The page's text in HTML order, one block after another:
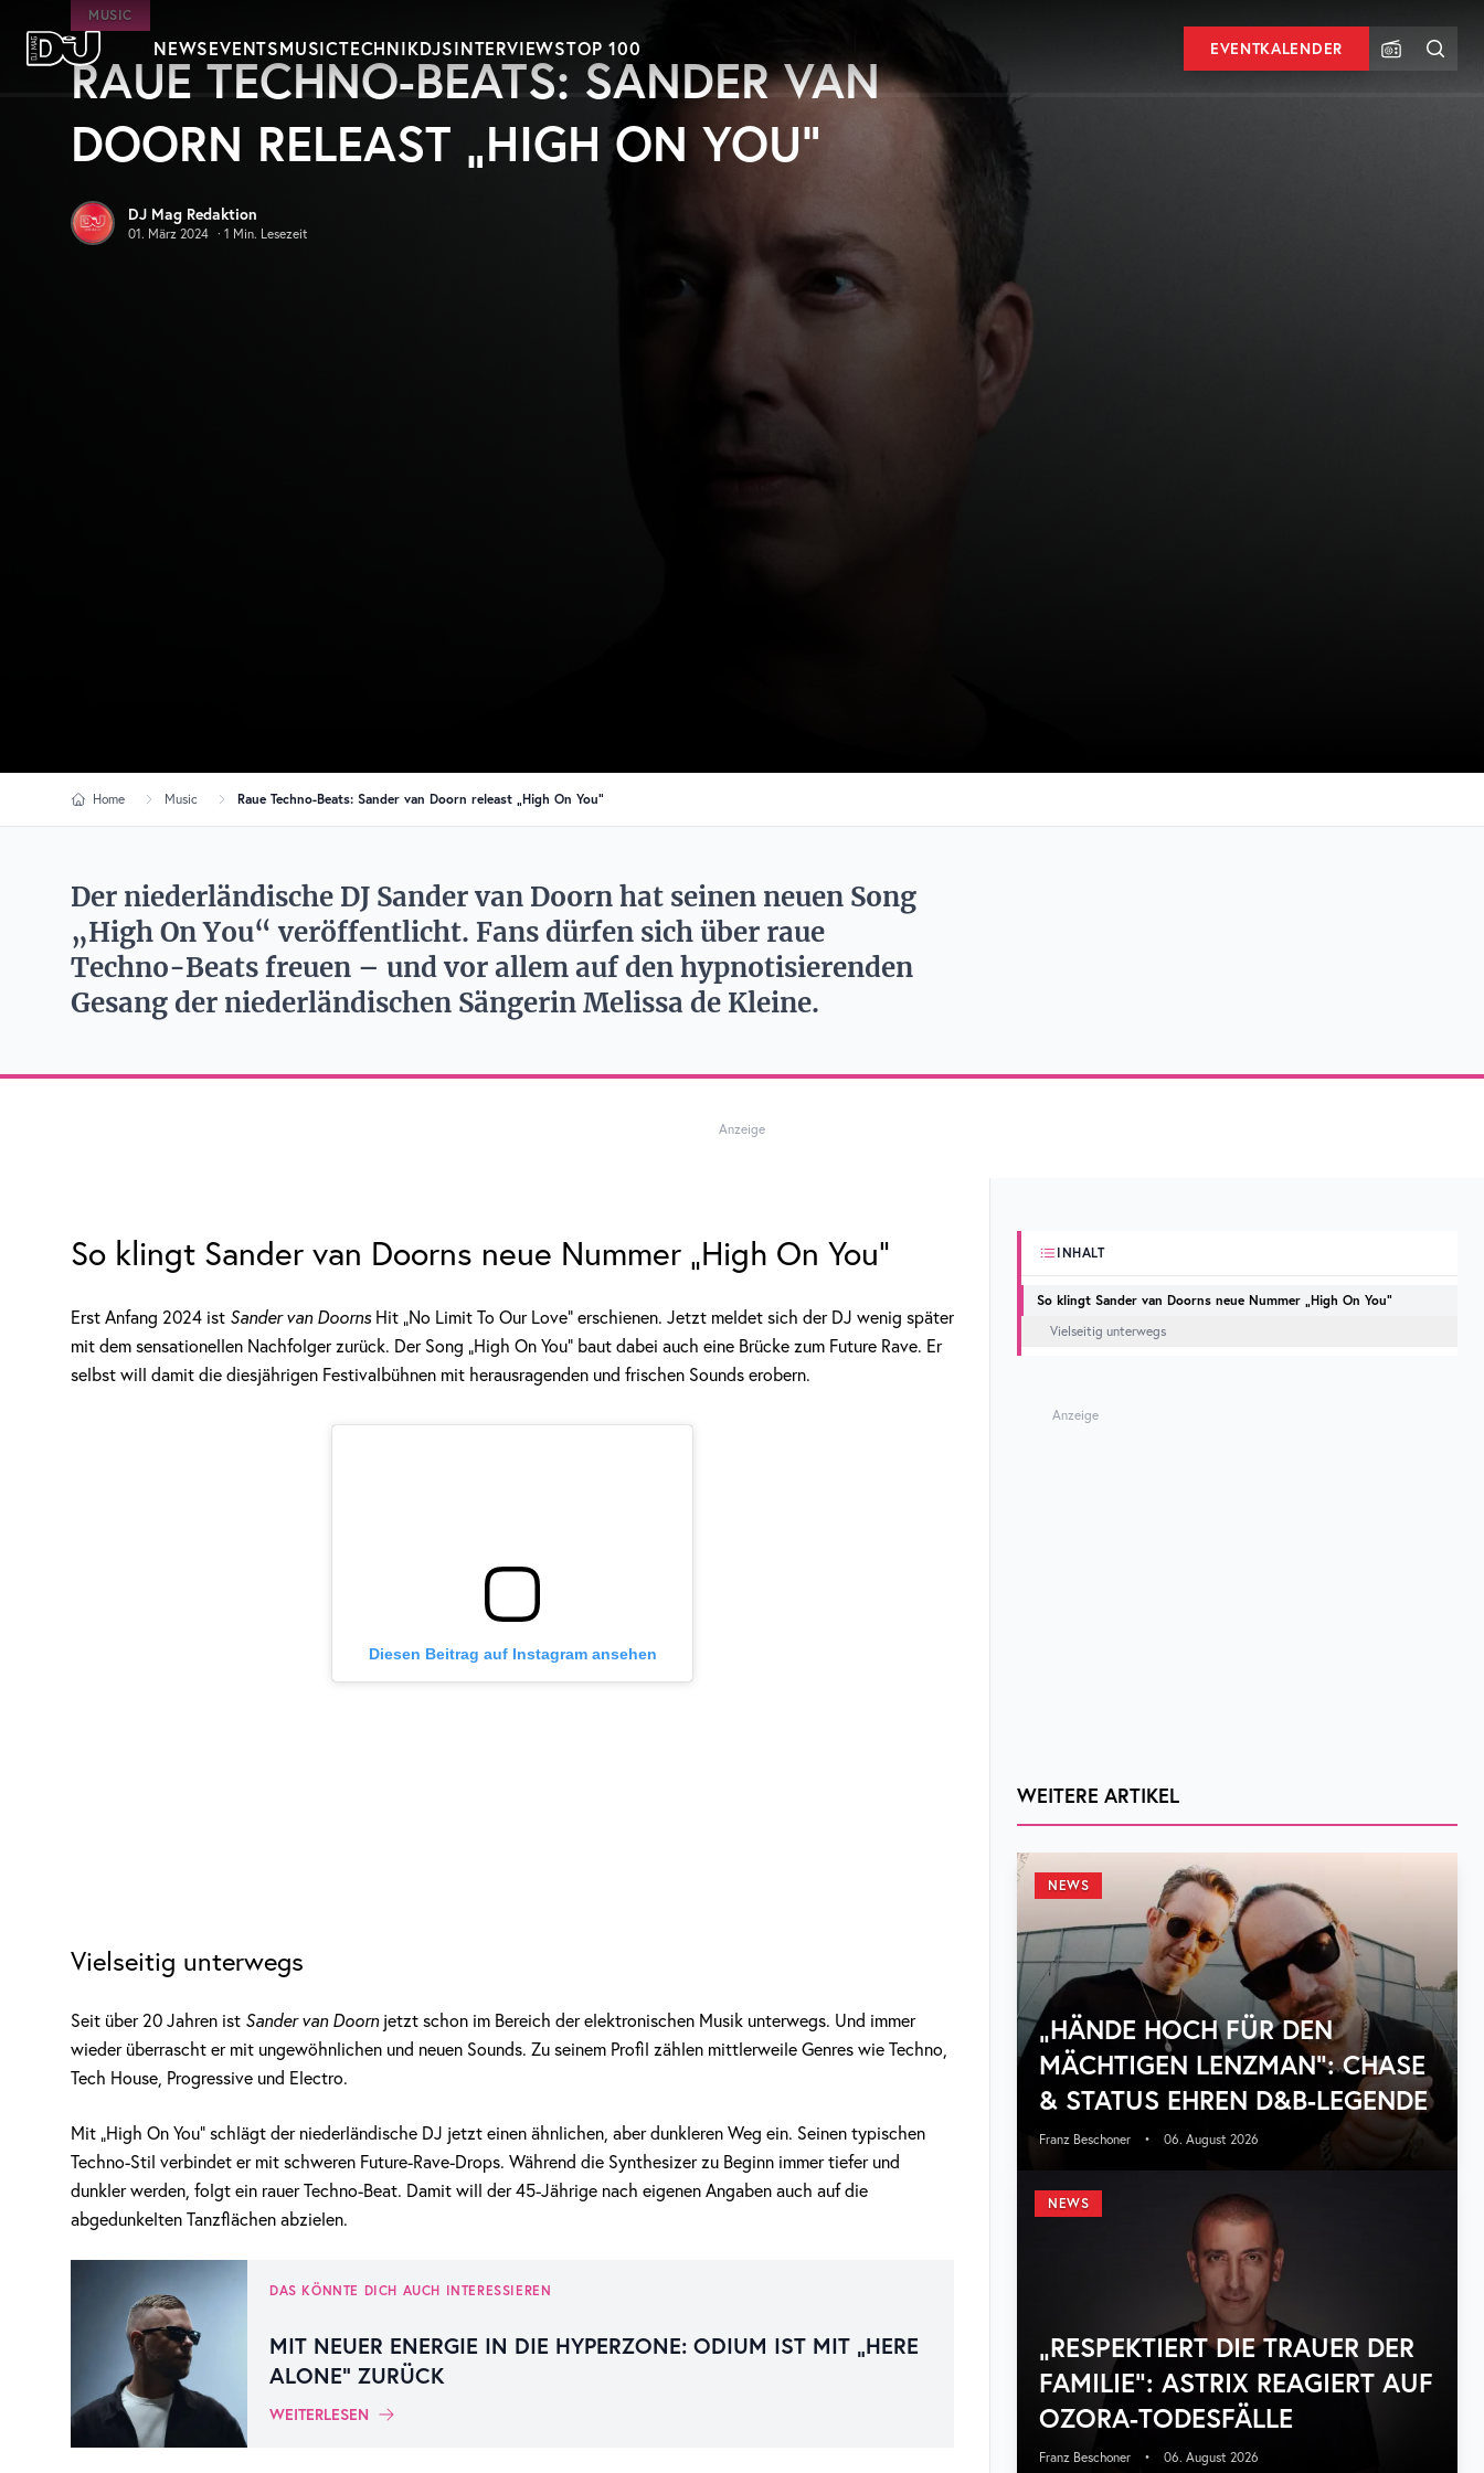
Zum Hauptinhalt springen
DJ Mag Germany
NEWSEVENTSMUSICTECHNIKDJSINTERVIEWSTOP 100 EVENTKALENDER
MUSIC
RAUE TECHNO-BEATS: SANDER VAN
DOORN RELEAST „HIGH ON YOU“
DJ Mag Redaktion
01. März 2024 · 1 Min. Lesezeit
Home Music Raue Techno-Beats: Sander van Doorn releast „High On You“
Der niederländische DJ Sander van Doorn hat seinen neuen Song
„High On You“ veröffentlicht. Fans dürfen sich über raue
Techno-Beats freuen – und vor allem auf den hypnotisierenden
Gesang der niederländischen Sängerin Melissa de Kleine.
Anzeige
So klingt Sander van Doorns neue Nummer „High On You“
Erst Anfang 2024 ist Sander van DoornsHit „No Limit To Our Love“ erschienen. Jetzt meldet sich der DJ wenig später
mit dem sensationellen Nachfolger zurück. Der Song „High On You“ baut dabei auch eine Brücke zum Future Rave. Er
selbst will damit die diesjährigen Festivalbühnen mit herausragenden und frischen Sounds erobern.
Diesen Beitrag auf Instagram ansehen
Vielseitig unterwegs
Seit über 20 Jahren ist Sander van Doornjetzt schon im Bereich der elektronischen Musik unterwegs. Und immer
wieder überrascht er mit ungewöhnlichen und neuen Sounds. Zu seinem Profil zählen mittlerweile Genres wie Techno,
Tech House, Progressive und Electro.
Mit „High On You“ schlägt der niederländische DJ jetzt einen ähnlichen, aber dunkleren Weg ein. Seinen typischen
Techno-Stil verbindet er mit schweren Future-Rave-Drops. Während die Synthesizer zu Beginn immer tiefer und
dunkler werden, folgt ein rauer Techno-Beat. Damit will der 45-Jährige nach eigenen Angaben auch auf die
abgedunkelten Tanzflächen abzielen.
DAS KÖNNTE DICH AUCH INTERESSIEREN
MIT NEUER ENERGIE IN DIE HYPERZONE: ODIUM IST MIT „HERE
ALONE“ ZURÜCK
WEITERLESEN
INHALT
So klingt Sander van Doorns neue Nummer „High On You“
Vielseitig unterwegs
Anzeige
WEITERE ARTIKEL
NEWS
„HÄNDE HOCH FÜR DEN
MÄCHTIGEN LENZMAN“: CHASE
& STATUS EHREN D&B-LEGENDE
Franz Beschoner • 06. August 2026
NEWS
„RESPEKTIERT DIE TRAUER DER
FAMILIE“: ASTRIX REAGIERT AUF
OZORA-TODESFÄLLE
Franz Beschoner • 06. August 2026